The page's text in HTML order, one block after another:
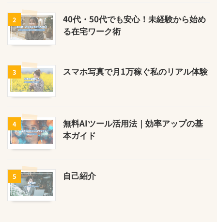
2
40代・50代でも安心！未経験から始め
る在宅ワーク術
3 スマホ写真で月1万稼ぐ私のリアル体験
4
無料AIツール活用法｜効率アップの基
本ガイド
5 自己紹介